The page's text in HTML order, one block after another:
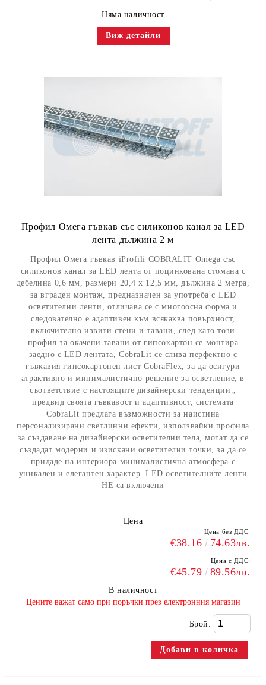
Няма наличност
Виж детайли
Профил Омега гъвкав със силиконов канал за LED
лента дължина 2 м
Профил Омега гъвкав iProfili COBRALIT Omega със
силиконов канал за LED лента от поцинкована стомана с
дебелина 0,6 мм, размери 20,4 x 12,5 мм, дължина 2 метра,
за вграден монтаж, предназначен за употреба с LED
осветителни ленти, отличава се с многоосна форма и
следователно е адаптивен към всякаква повърхност,
включително извити стени и тавани, след като този
профил за окачени тавани от гипсокартон се монтира
заедно с LED лентата, CobraLit се слива перфектно с
гъвкавия гипсокартонен лист CobraFlex, за да осигури
атрактивно и минималистично решение за осветление, в
съответствие с настоящите дизайнерски тенденции.,
предвид своята гъвкавост и адаптивност, системата
CobraLit предлага възможности за наистина
персонализирани светлинни ефекти, използвайки профила
за създаване на дизайнерски осветителни тела, могат да се
създадат модерни и изискани осветителни точки, за да се
придаде на интериора минималистична атмосфера с
уникален и елегантен характер. LED осветителните ленти
НЕ са включени
Цена
Цена без ДДС:
€38.16 74.63лв.
Цена с ДДС:
€45.79 89.56лв.
В наличност
​Цените важат само при поръчки през електронния магазин
Брой: